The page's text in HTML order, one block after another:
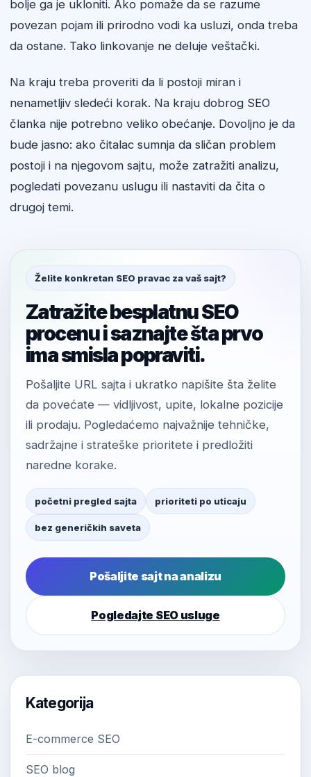
bolje ga je ukloniti. Ako pomaže da se razume
povezan pojam ili prirodno vodi ka usluzi, onda treba
da ostane. Tako linkovanje ne deluje veštački.
Na kraju treba proveriti da li postoji miran i
nenametljiv sledeći korak. Na kraju dobrog SEO
članka nije potrebno veliko obećanje. Dovoljno je da
bude jasno: ako čitalac sumnja da sličan problem
postoji i na njegovom sajtu, može zatražiti analizu,
pogledati povezanu uslugu ili nastaviti da čita o
drugoj temi.
Želite konkretan SEO pravac za vaš sajt?
Zatražite besplatnu SEO
procenu i saznajte šta prvo
ima smisla popraviti.
Pošaljite URL sajta i ukratko napišite šta želite
da povećate — vidljivost, upite, lokalne pozicije
ili prodaju. Pogledaćemo najvažnije tehničke,
sadržajne i strateške prioritete i predložiti
naredne korake.
početni pregled sajta prioriteti po uticaju
bez generičkih saveta
Pošaljite sajt na analizu
Pogledajte SEO usluge
Kategorija
E-commerce SEO
SEO blog